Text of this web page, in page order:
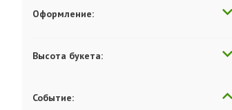
Оформление:
Высота букета:
Событие: